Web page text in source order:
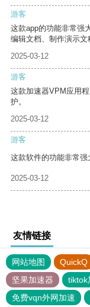
游客
这款app的功能非常强
编辑文档、制作演示文
2025-03-12
游客
这款加速器VPM应用
护。
2025-03-12
游客
这款软件的功能非常强
2025-03-12
友情链接
网站地图 QuickQ
坚果加速器
tiktok
免费vqn外网加速